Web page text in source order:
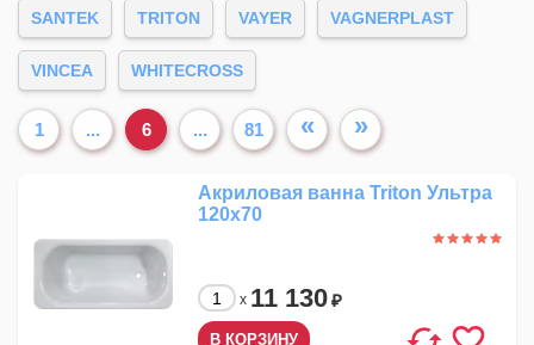
SANTEK TRITON VAYER VAGNERPLAST
VINCEA WHITECROSS
1 ... 6 ... 81 « »
Акриловая ванна Triton Ультра
120x70
x 11 130₽